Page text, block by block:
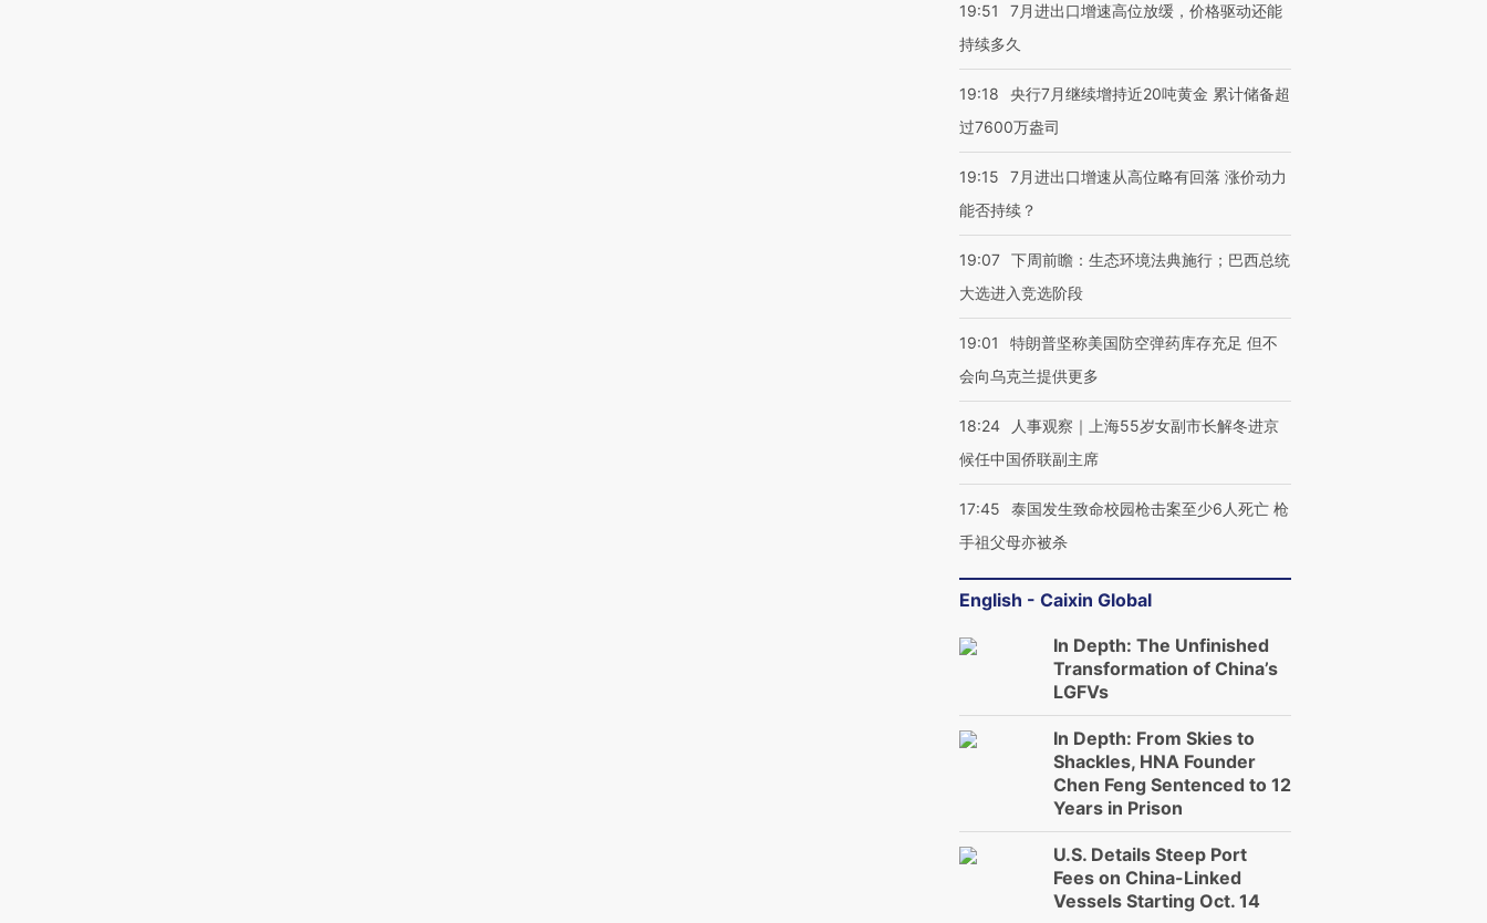
19:51
7月进出口增速高位放缓，价格驱动还能
持续多久
19:18
央行7月继续增持近20吨黄金 累计储备超
过7600万盎司
19:15
7月进出口增速从高位略有回落 涨价动力
能否持续？
19:07 下周前瞻：生态环境法典施行；巴西总统
大选进入竞选阶段
19:01
特朗普坚称美国防空弹药库存充足 但不
会向乌克兰提供更多
18:24
人事观察｜上海55岁女副市长解冬进京
候任中国侨联副主席
17:45
泰国发生致命校园枪击案至少6人死亡 枪
手祖父母亦被杀
English - Caixin Global
In Depth: The Unfinished
Transformation of China’s
LGFVs
In Depth: From Skies to
Shackles, HNA Founder
Chen Feng Sentenced to 12
Years in Prison
U.S. Details Steep Port
Fees on China-Linked
Vessels Starting Oct. 14